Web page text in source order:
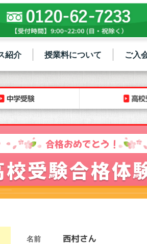
紹介 授業料について ご入
合格おめでとう！
校受験合格体
名前